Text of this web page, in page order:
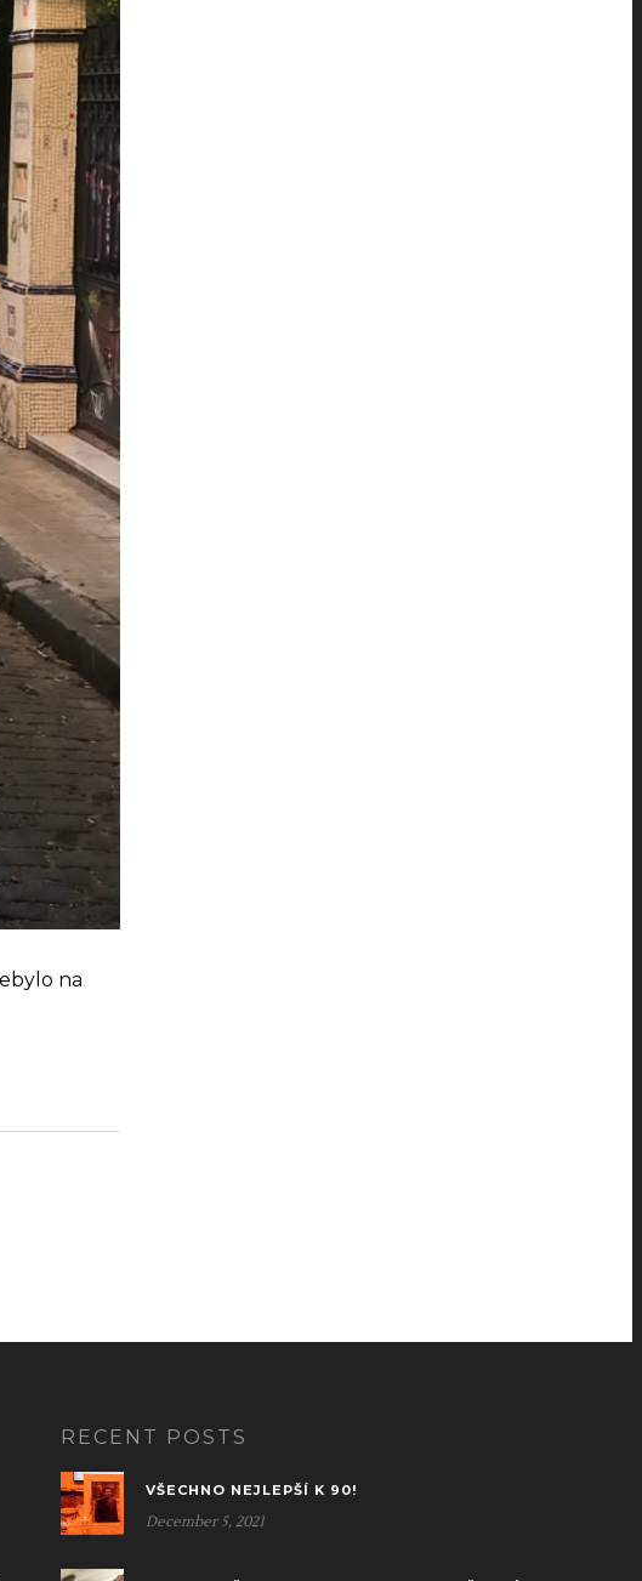
na
RECENT POSTS
VŠECHNO NEJLEPŠÍ K 90!
December 5, 2021